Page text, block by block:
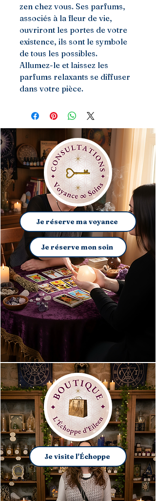
zen chez vous. Ses parfums,
associés à la fleur de vie,
ouvriront les portes de votre
existence, ils sont le symbole
de tous les possibles.
Allumez-le et laissez les
parfums relaxants se diffuser
dans votre pièce.
Je réserve ma voyance
Je réserve mon soin
Je visite l'Échoppe